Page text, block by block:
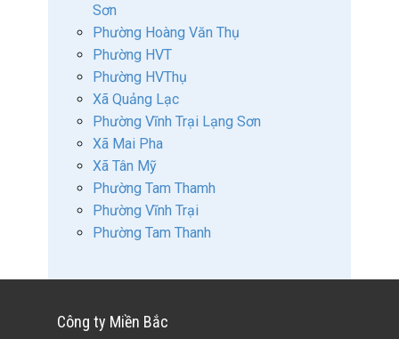
Sơn
Phường Hoàng Văn Thụ
Phường HVT
Phường HVThụ
Xã Quảng Lạc
Phường Vĩnh Trại Lạng Sơn
Xã Mai Pha
Xã Tân Mỹ
Phường Tam Thamh
Phường Vĩnh Trại
Phường Tam Thanh
Công ty Miền Bắc